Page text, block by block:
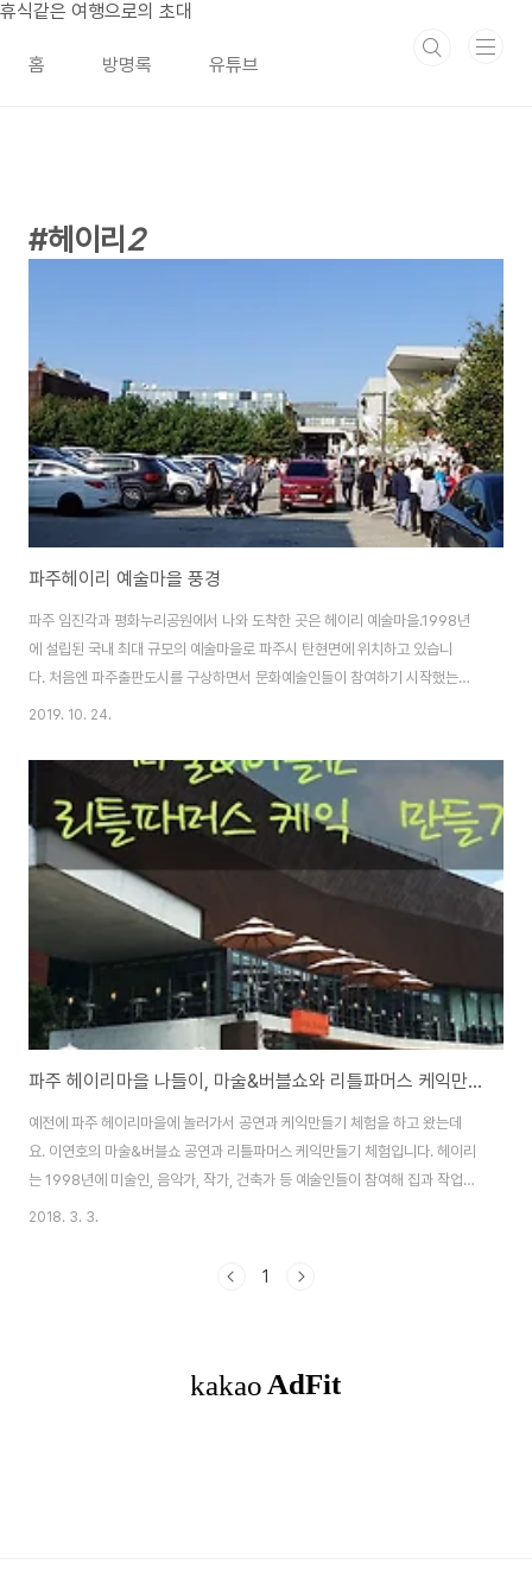
본문 바로가기
휴식같은 여행으로의 초대
홈 방명록 유튜브
헤이리 2
파주헤이리 예술마을 풍경
파주 임진각과 평화누리공원에서 나와 도착한 곳은 헤이리 예술마을.1998년
에 설립된 국내 최대 규모의 예술마을로 파주시 탄현면에 위치하고 있습니
다. 처음엔 파주출판도시를 구상하면서 문화예술인들이 참여하기 시작했는데,
개념이 확대되어 예술마을을 구상하기 시작했다네요.공공기관이 아닌 문화계
것이 바로 헤이리 예술마을입니다. 매번 방문할 때마다 못보던 전시관, 건물이
들어서고 있으며, 이제는 하루 종일 다녀도 모두 구경할 수 없을 정도로 큰 규모
를 자랑하고 있습니다. 아이들과 함께 나들이가서 각종 전시도 구경하고, 맛있
는 음식도 먹으며 즐기기에 좋은 파주 헤이리 예술마을 풍경을 담았습니다. 헤
이리 예술마을은 주어진 자연환경을 최대한 살..
2019. 10. 24.
파주 헤이리마을 나들이, 마술&버블쇼와 리틀파머스 케익만들기
예전에 파주 헤이리마을에 놀러가서 공연과 케익만들기 체험을 하고 왔는데
요. 이연호의 마술&버블쇼 공연과 리틀파머스 케익만들기 체험입니다. 헤이리
는 1998년에 미술인, 음악가, 작가, 건축가 등 예술인들이 참여해 집과 작업실,
미술관, 박물관, 갤러리, 공연장 등 문화예술공간으로 만들어진 공간입니다. 창
다녀오시면 됩니다.박물관이나 전시..
2018. 3. 3.
1